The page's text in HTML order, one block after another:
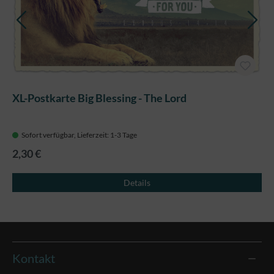
XL-Postkarte Big Blessing - The Lord
Sofort verfügbar, Lieferzeit: 1-3 Tage
2,30 €
Details
Kontakt